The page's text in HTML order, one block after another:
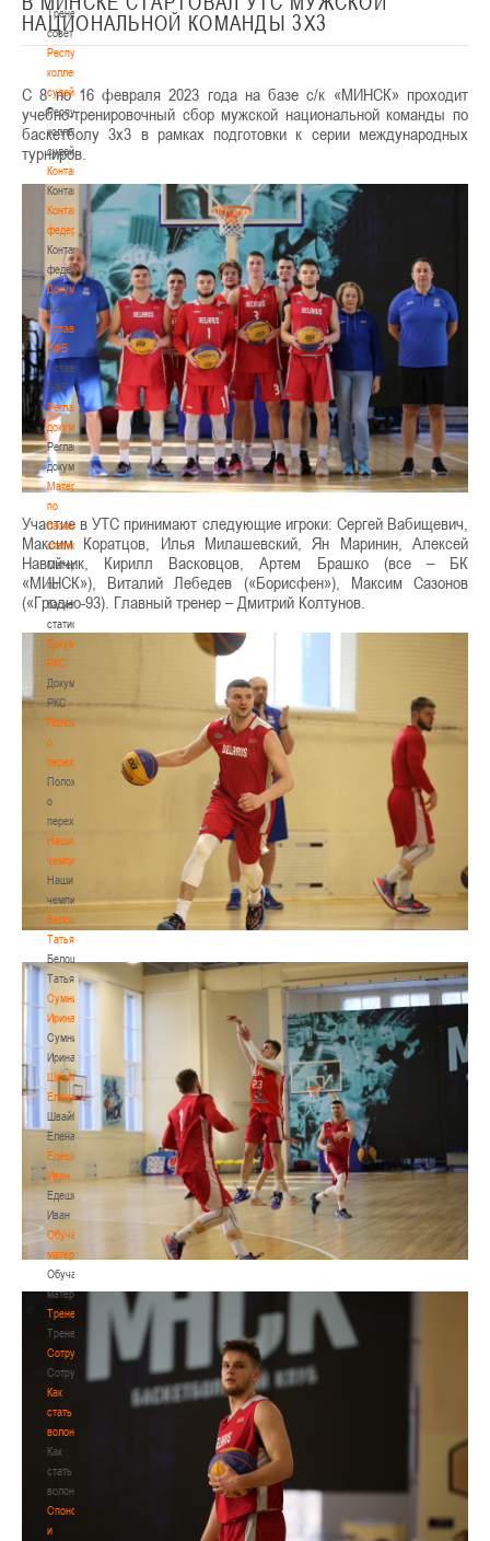
Тренерский
совет
Республиканская
коллегия
судей
Республиканская
коллегия
судей
Контакты
Контакты
Контакты
федерации
Контакты
федерации
Документы
Документы
Устав
БФБ
Устав
БФБ
Регламентирующие
документы
Регламентирующие
документы
Материалы
по
баскетбольной
статистике
Материалы
по
баскетбольной
статистике
Документы
РКС
Документы
РКС
Положение
о
переходах
Положение
о
переходах
Наши
чемпионы
Наши
чемпионы
Белошапко
Татьяна
Белошапко
Татьяна
Сумникова
Ирина
Сумникова
Ирина
Швайбович
Елена
Швайбович
Елена
Едешко
Иван
Едешко
Иван
Обучающие
материалы
Обучающие
материалы
Тренерам
Тренерам
Сотрудничество
Сотрудничество
Как
стать
волонтером
Как
стать
волонтером
Спонсоры
и
НАЦИОНАЛЬНОЙ КОМАНДЫ 3Х3
С 8 по 16 февраля 2023 года на базе с/к «МИНСК» проходит
учебно-тренировочный сбор мужской национальной команды по
баскетболу 3х3 в рамках подготовки к серии международных
турниров.
Участие в УТС принимают следующие игроки: Сергей Вабищевич,
Максим Коратцов, Илья Милашевский, Ян Маринин, Алексей
Навойчик, Кирилл Васковцов, Артем Брашко (все – БК
«МИНСК»), Виталий Лебедев («Борисфен»), Максим Сазонов
(«Гродно-93). Главный тренер – Дмитрий Колтунов.